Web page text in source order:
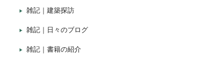
雑記｜建築探訪
雑記｜日々のブログ
雑記｜書籍の紹介